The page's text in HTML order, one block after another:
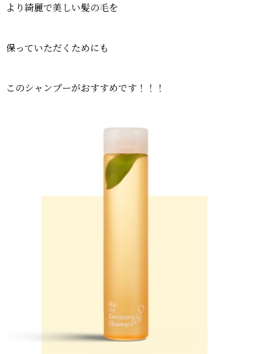
より綺麗で美しい髪の毛を
保っていただくためにも
このシャンプーがおすすめです！！！